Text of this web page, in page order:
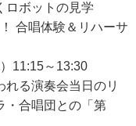
ロボットの見学
合唱体験＆リハーサ
11:15～13:30
る演奏会当日のリ
・合唱団との「第